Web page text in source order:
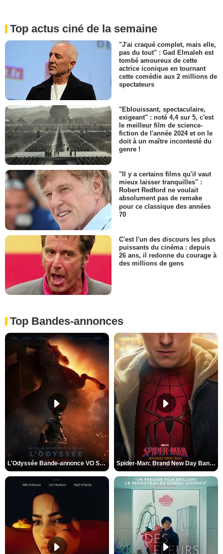
Top actus ciné de la semaine
"J'ai craqué complet, mais elle,
pas du tout" : Gad Elmaleh est
tombé amoureux de cette
actrice iconique en tournant
cette comédie aux 2 millions de
spectateurs
"Eblouissant, spectaculaire,
exigeant" : noté 4,4 sur 5, c'est
le meilleur film de science-
fiction de l'année 2024 et on le
doit à un maître incontesté du
genre !
"Il y a certains films qu'il vaut
mieux laisser tranquilles" :
Robert Redford ne voulait
absolument pas de remake
pour ce classique des années
70
C'est l'un des discours les plus
puissants du cinéma : depuis
26 ans, il redonne du courage à
des millions de gens
Top Bandes-annonces
L'Odyssée Bande-annonce VO STFR Spider-Man: Brand New Day Bande-annonce VO STFR